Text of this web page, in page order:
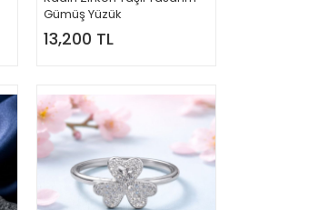
Gümüş Yüzük
13,200 TL